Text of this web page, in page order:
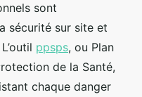
sont
sécurité sur site et
ppsps, ou Plan
de la Santé,
chaque danger